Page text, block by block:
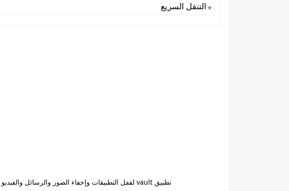
التنقل السريع
تطبيق vault لقفل التطبيقات وإخفاء الصور والرسائل والفيديو وجهات الاتصال للأندرويد مجانا